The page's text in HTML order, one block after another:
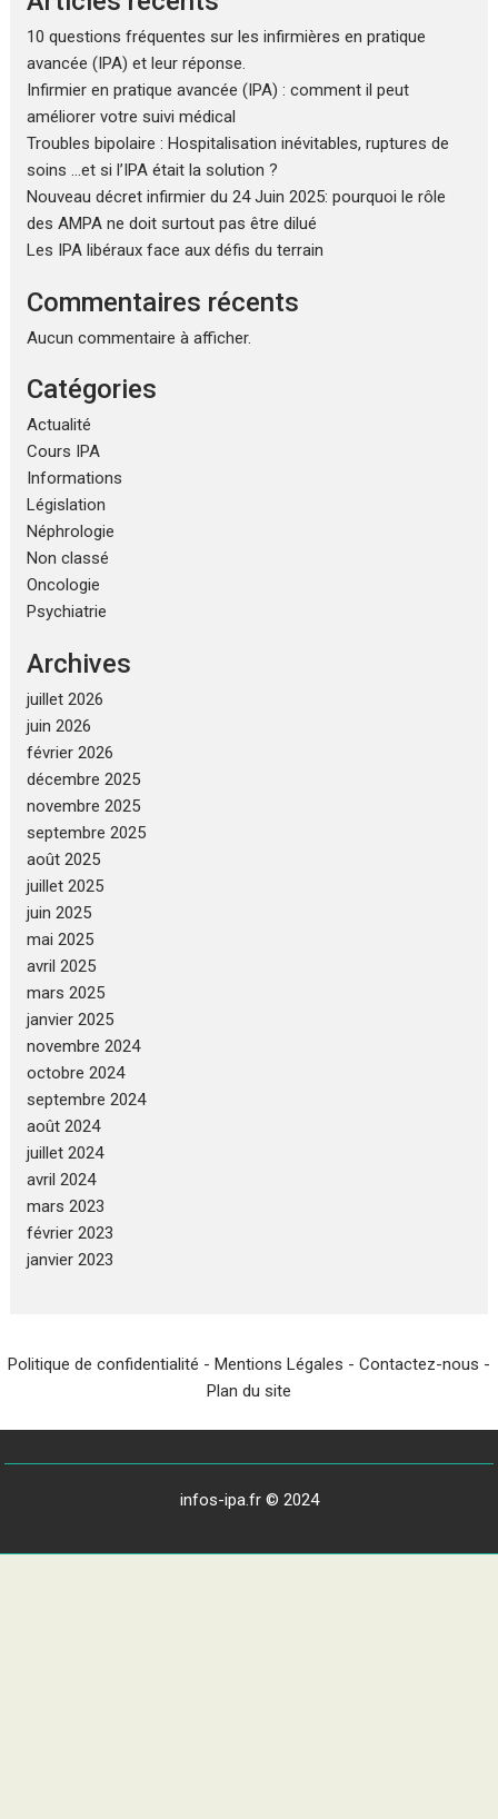
10 questions fréquentes sur les infirmières en pratique
avancée (IPA) et leur réponse.
Infirmier en pratique avancée (IPA) : comment il peut
améliorer votre suivi médical
Troubles bipolaire : Hospitalisation inévitables, ruptures de
soins …et si l’IPA était la solution ?
Nouveau décret infirmier du 24 Juin 2025: pourquoi le rôle
des AMPA ne doit surtout pas être dilué
Les IPA libéraux face aux défis du terrain
Commentaires récents
Aucun commentaire à afficher.
Catégories
Actualité
Cours IPA
Informations
Législation
Néphrologie
Non classé
Oncologie
Psychiatrie
Archives
juillet 2026
juin 2026
février 2026
décembre 2025
novembre 2025
septembre 2025
août 2025
juillet 2025
juin 2025
mai 2025
avril 2025
mars 2025
janvier 2025
novembre 2024
octobre 2024
septembre 2024
août 2024
juillet 2024
avril 2024
mars 2023
février 2023
janvier 2023
Politique de confidentialité - Mentions Légales - Contactez-nous -
Plan du site
infos-ipa.fr © 2024